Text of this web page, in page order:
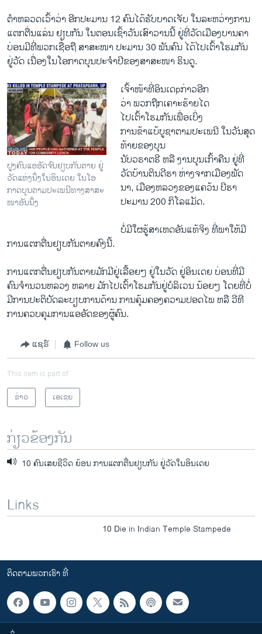
ພາສາຕ່າງໆ
ຕໍາຫລວດ​ເວົ້າວ່າ ອີກ​ປະມານ 12 ຄົນໄດ້ຮັບບາດ​ເຈັບ ​ໃນ​ລະຫວ່າງການ
ແຕກ​ຕື່ນແລ່ນ ຢຽບກັນ ​ໃນຕອນ​ເຊົ້າ​ວັນ​ເສົາ​ວານນີ້ ຢູ່​ທີ່​ວັດເມືອງບານ​ຄາ
ບ່ອນ​ມີທີ່​ພວກ​ເຊື່ອຖື ສາສະໜາ ປະມານ 30 ພັນ​ຄົນ ​ໄດ້​ໄປ​ເຕົ້າ​ໂຮມກັນ
ຢູ່ວັດ ​ເນື່ອງ​ໃນ​ໂອກາດບຸນ​ປະຈຳ​ປີ​ຂອງສາສະໜາ ຮິນດູ.
ຝູງຄົນແອອັດຈົນຢຽບກັນຕາຍ ຢູ່
ວັດແຫ່ງນຶ່ງໃນອິນເດຍ ໃນໂອ
ກາດບຸນຕາມປະເພນີທາງສາສະ
ໜາອັນນຶ່ງ
ເຈົ້າໜ້າທີ່​ອິນ​ເດpກ່າວອີກ
ວ່າ ພວກ​ຖືກ​ເຄາະຮ້າຍ​ໄດ
ໄປເຕົ້າ​ໂຮມກັນ​ເພື່ອ​ເບິ່ງ
ການ​ຂ້າແບ້ບູຊາຕາມ​ປະ​ເພນີ ​ໃນ​ວັນ​ສຸດ​
ທ້າຍ​ຂອງບຸນ
ນັບ​ວຣາຕຣີ ຫລື ງານບຸນ​ເກົ້າຄືນ ຢູ່​ທີ່​
ວັດບ້ານຕິນດີຮາ ຫ່າງ​ຈາກ​ເມືອງພັດ​
ນາ, ເມືອງ​ຫລວງ​ຂອງ​ແຄວ້ນ​ ບີຮາ
ປະມານ 200 ກິ​ໂລແມັດ.
ບໍ່ມີໃຜຮູ້​ສາ​ເຫດອັນ​ແທ້​ຈິງ ທີ່​ພາ​ໃຫ້​ມີ​
ການແຕກ​ຕື່ນຢຽບກັນ​ຕາຍ​ຄົງນີ້.
ການແຕກ​ຕື່ນຢຽບກັນ​ຕາຍມັກມີ​ຢູ່​ເລື້ອຍໆ ​ຢູ່ໃນ​ວັດ ​ຢູ່​ອິນ​ເດຍ ບ່ອນ​ທີ່​ມີ​
ຄົນ​ຈຳນວນ​ຫລວງ ຫລາຍ ມັກ​ໄປ​ເຕົ້າ​ໂຮມກັນ​ຢູ່​ບໍລິ​ເວນ ນ້ອຍໆ ​ໂດຍ​ທີ່​ບໍ່​
ມີ​ການ​ປະຕິບັດລະບຽບການ​ດ້ານ ​ການຄຸ້ມ​ຄອງຄວາມປອດ​ໄພ ຫລື ວີ​ທີ​
ການ​ຄວບ​ຄຸມການ​ແອ​ອັດຂອງ​ຜູ້​ຄົນ.
ແຊຣ໌ Follow us
This item is part of
ຂ່າວ
ເອເຊຍ
ກ່ຽວຂ້ອງກັນ
10 ຄົນເສຍຊີວິດ ຍ້ອນ ການແຕກຕື່ນຢຽບກັນ ຢູ່ວັດໃນອິນເດຍ
Links
10 Die in Indian Temple Stampede
ຕິດຕາມພວກເຮົາ ທີ່